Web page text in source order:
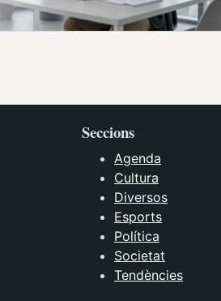
Seccions
Agenda
Cultura
Diversos
Esports
Política
Societat
Tendències